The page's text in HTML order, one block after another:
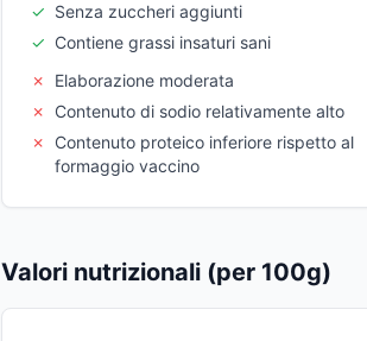
✓ Senza zuccheri aggiunti
✓ Contiene grassi insaturi sani
✗
Elaborazione moderata
✗
Contenuto di sodio relativamente alto
✗
Contenuto proteico inferiore rispetto al
formaggio vaccino
Valori nutrizionali (per 100g)